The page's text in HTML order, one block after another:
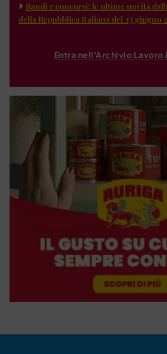
Bandi e concorsi: le ultime novità
della Repubblica Italiana del 23 giugno
Entra nell'Archivio Lavoro